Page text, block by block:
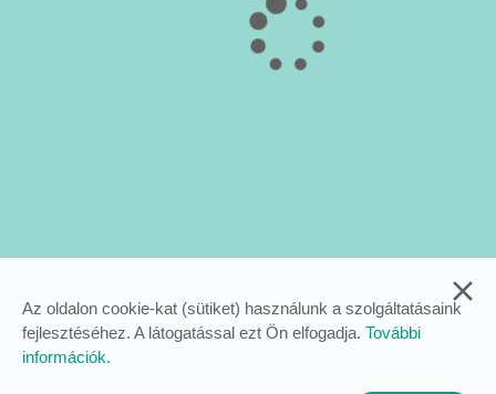
Az oldalon cookie-kat (sütiket) használunk a szolgáltatásaink
fejlesztéséhez. A látogatással ezt Ön elfogadja. További
információk.